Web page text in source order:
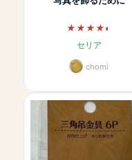
セリア
chomi